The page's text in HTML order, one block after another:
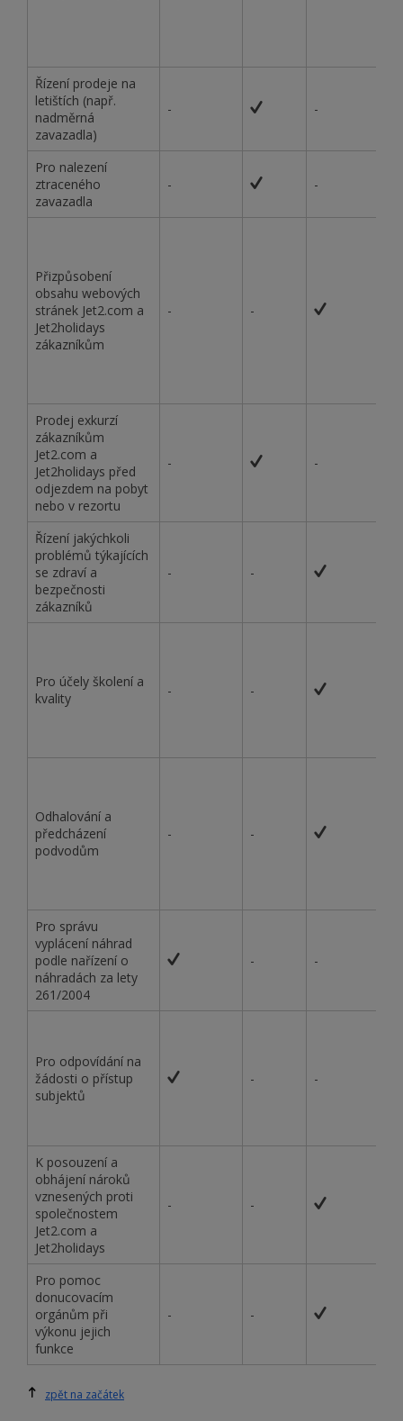
Řízení prodeje na
letištích (např.
nadměrná
zavazadla)
- -
Pro nalezení
ztraceného
zavazadla
- -
Přizpůsobení
obsahu webových
stránek Jet2.com a
Jet2holidays
zákazníkům
- -
Prodej exkurzí
zákazníkům
Jet2.com a
Jet2holidays před
odjezdem na pobyt
nebo v rezortu
- -
Řízení jakýchkoli
problémů týkajících
se zdraví a
bezpečnosti
zákazníků
- -
Pro účely školení a
kvality
- -
Odhalování a
předcházení
podvodům
- -
Pro správu
vyplácení náhrad
podle nařízení o
náhradách za lety
261/2004
- -
Pro odpovídání na
žádosti o přístup
subjektů
- -
K posouzení a
obhájení nároků
vznesených proti
společnostem
Jet2.com a
Jet2holidays
- -
Pro pomoc
donucovacím
orgánům při
výkonu jejich
funkce
- -
zpět na začátek